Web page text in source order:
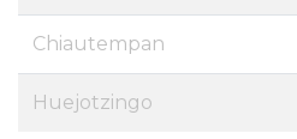
Chiautempan
Huejotzingo